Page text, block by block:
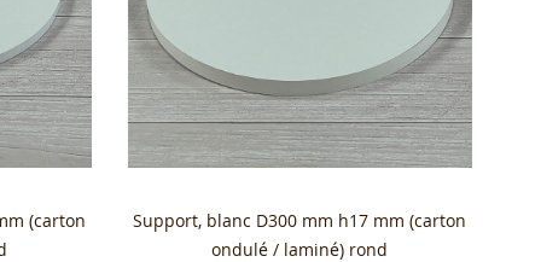
(carton
Support, blanc D300 mm h17 mm (carton
ondulé / laminé) rond